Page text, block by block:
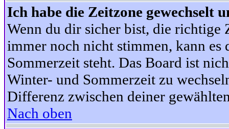
Ich habe die Zeitzone gewechselt
Wenn du dir sicher bist, die richtige
immer noch nicht stimmen, kann es
Sommerzeit steht. Das Board ist
Winter- und Sommerzeit zu
Differenz zwischen deiner
Nach oben